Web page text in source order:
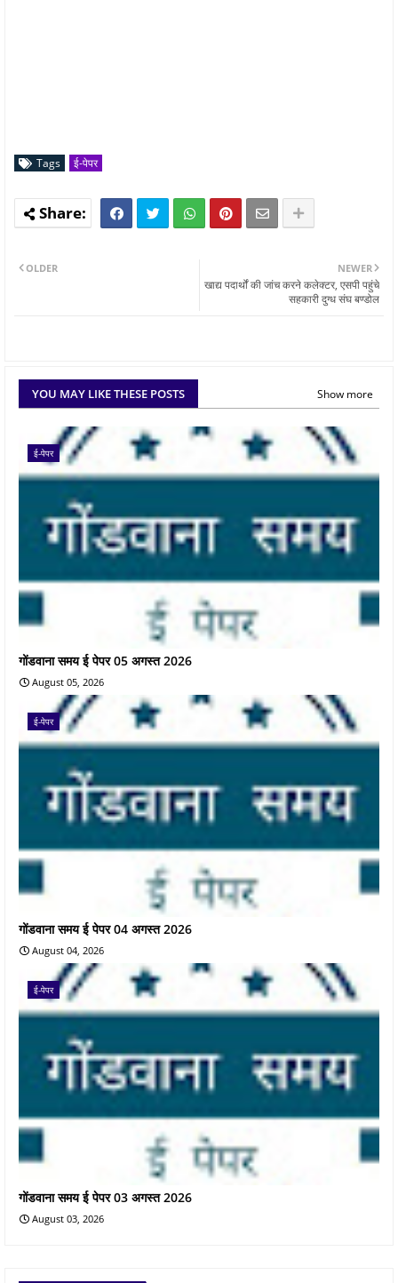
Tags ई-पेपर
NEWER
खाद्य पदार्थों की जांच करने कलेक्टर, एसपी पहुंचे
सहकारी दुग्ध संघ बण्डोल
OLDER
YOU MAY LIKE THESE POSTS Show more
ई-पेपर
गोंडवाना समय ई पेपर 05 अगस्त 2026
August 05, 2026
ई-पेपर
गोंडवाना समय ई पेपर 04 अगस्त 2026
August 04, 2026
ई-पेपर
गोंडवाना समय ई पेपर 03 अगस्त 2026
August 03, 2026